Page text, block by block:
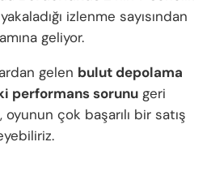
izlenme sayısından
geliyor.
gelen bulut depolama
performans sorunu geri
çok başarılı bir satış